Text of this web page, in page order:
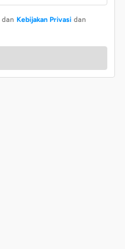
dan Kebijakan Privasi dan